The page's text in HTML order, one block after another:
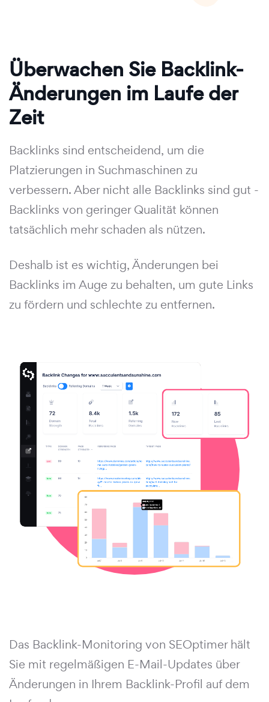
Überwachen Sie Backlink-
Änderungen im Laufe der
Zeit
Backlinks sind entscheidend, um die
Platzierungen in Suchmaschinen zu
verbessern. Aber nicht alle Backlinks sind gut -
Backlinks von geringer Qualität können
tatsächlich mehr schaden als nützen.
Deshalb ist es wichtig, Änderungen bei
Backlinks im Auge zu behalten, um gute Links
zu fördern und schlechte zu entfernen.
Das Backlink-Monitoring von SEOptimer hält
Sie mit regelmäßigen E-Mail-Updates über
Änderungen in Ihrem Backlink-Profil auf dem